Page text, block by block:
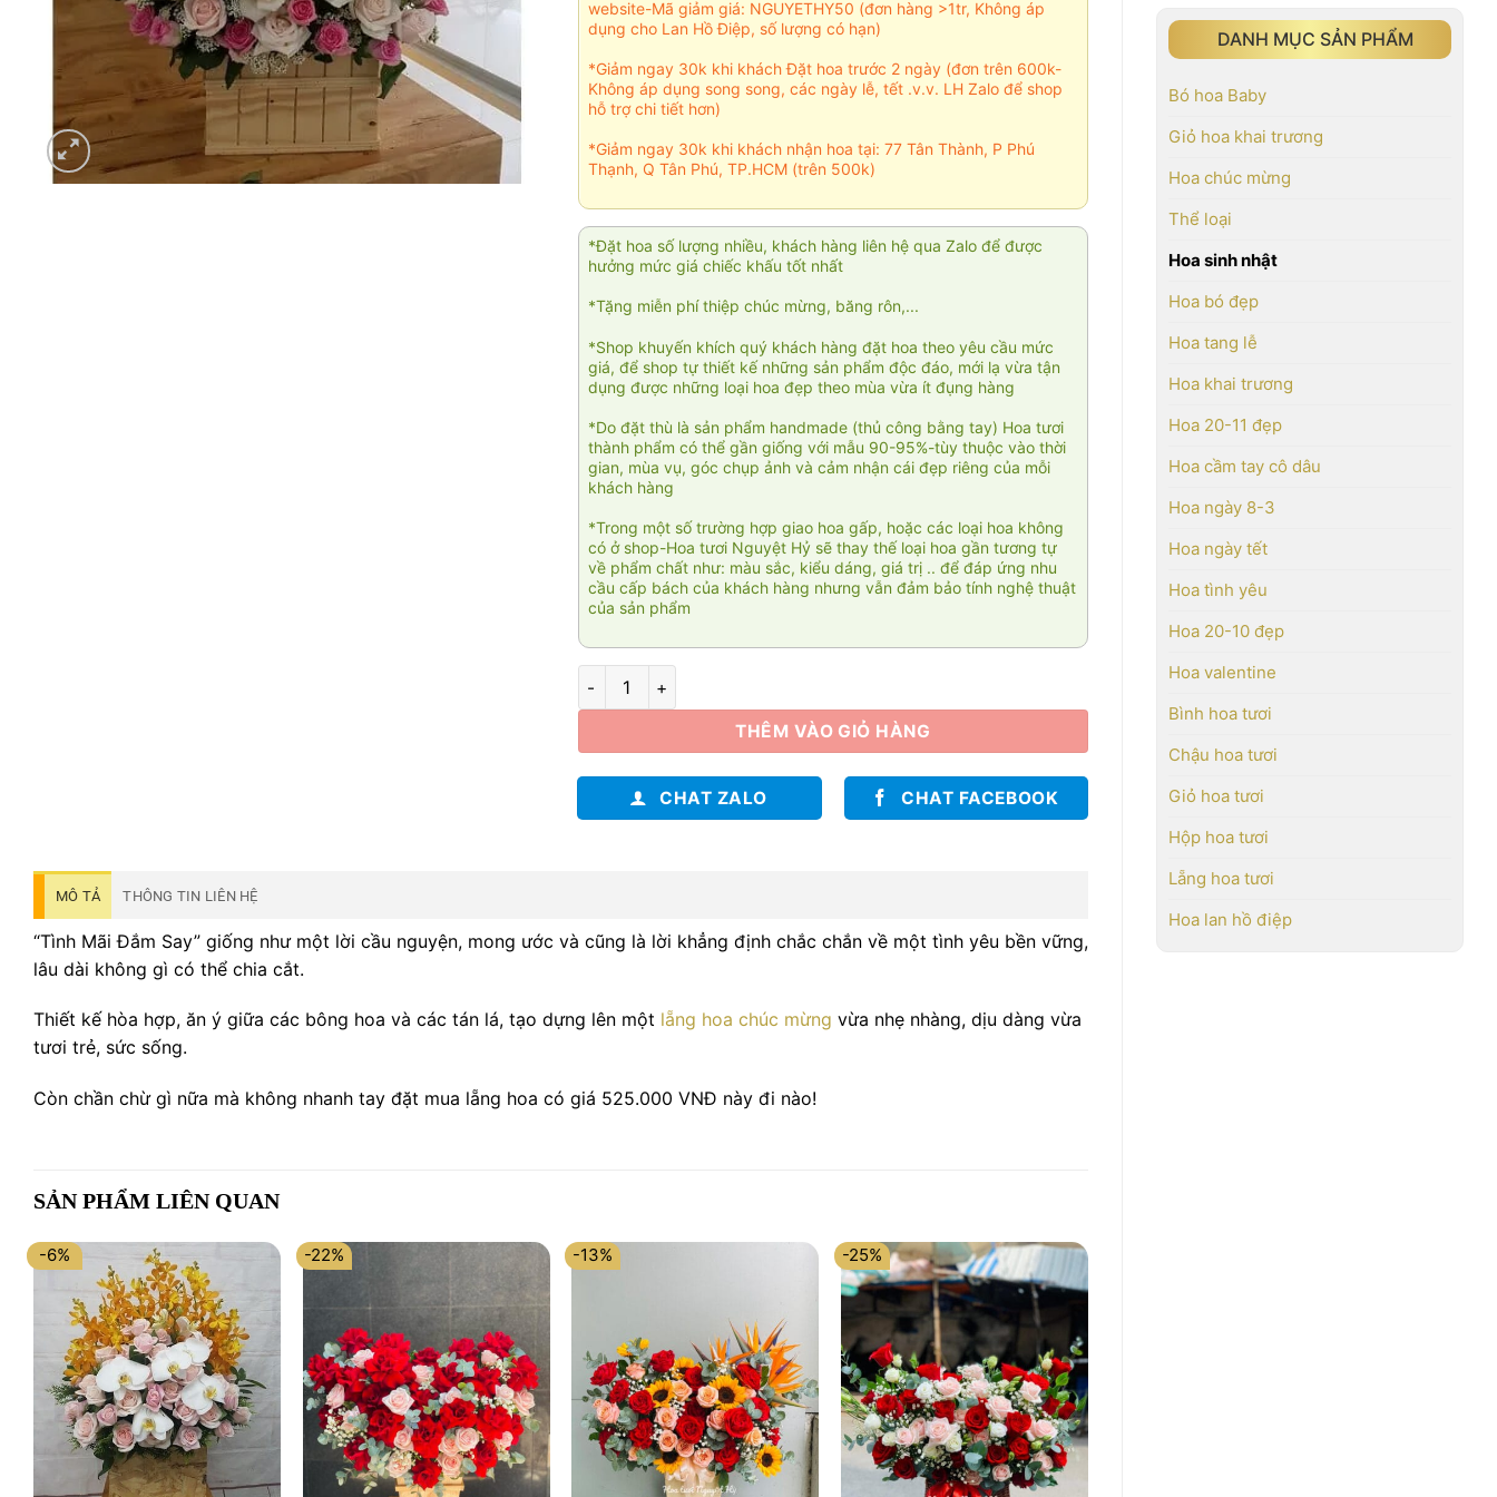
DANH MỤC SẢN PHẨM
Bó hoa Baby
Giỏ hoa khai trương
Hoa chúc mừng
Thể loại
Hoa sinh nhật
Hoa bó đẹp
Hoa tang lễ
Hoa khai trương
Hoa 20-11 đẹp
Hoa cầm tay cô dâu
Hoa ngày 8-3
Hoa ngày tết
Hoa tình yêu
Hoa 20-10 đẹp
Hoa valentine
Bình hoa tươi
Chậu hoa tươi
Giỏ hoa tươi
Hộp hoa tươi
Lẵng hoa tươi
Hoa lan hồ điệp
website-Mã giảm giá: NGUYETHY50 (đơn hàng >1tr, Không áp
dụng cho Lan Hồ Điệp, số lượng có hạn)
*Giảm ngay 30k khi khách Đặt hoa trước 2 ngày (đơn trên 600k-
Không áp dụng song song, các ngày lễ, tết .v.v. LH Zalo để shop
hỗ trợ chi tiết hơn)
*Giảm ngay 30k khi khách nhận hoa tại: 77 Tân Thành, P Phú
Thạnh, Q Tân Phú, TP.HCM (trên 500k)
*Đặt hoa số lượng nhiều, khách hàng liên hệ qua Zalo để được
hưởng mức giá chiếc khấu tốt nhất
*Tặng miễn phí thiệp chúc mừng, băng rôn,...
*Shop khuyến khích quý khách hàng đặt hoa theo yêu cầu mức
giá, để shop tự thiết kế những sản phẩm độc đáo, mới lạ vừa tận
dụng được những loại hoa đẹp theo mùa vừa ít đụng hàng
*Do đặt thù là sản phẩm handmade (thủ công bằng tay) Hoa tươi
thành phẩm có thể gần giống với mẫu 90-95%-tùy thuộc vào thời
gian, mùa vụ, góc chụp ảnh và cảm nhận cái đẹp riêng của mỗi
khách hàng
*Trong một số trường hợp giao hoa gấp, hoặc các loại hoa không
có ở shop-Hoa tươi Nguyệt Hỷ sẽ thay thế loại hoa gần tương tự
về phẩm chất như: màu sắc, kiểu dáng, giá trị .. để đáp ứng nhu
cầu cấp bách của khách hàng nhưng vẫn đảm bảo tính nghệ thuật
của sản phẩm
Tình mãi đắm say SN374 số lượng
THÊM VÀO GIỎ HÀNG
CHAT ZALO CHAT FACEBOOK
MÔ TẢ THÔNG TIN LIÊN HỆ
“Tình Mãi Đắm Say” giống như một lời cầu nguyện, mong ước và cũng là lời khẳng định chắc chắn về một tình yêu bền vững,
lâu dài không gì có thể chia cắt.
Thiết kế hòa hợp, ăn ý giữa các bông hoa và các tán lá, tạo dựng lên một lẵng hoa chúc mừng vừa nhẹ nhàng, dịu dàng vừa
tươi trẻ, sức sống.
Còn chần chừ gì nữa mà không nhanh tay đặt mua lẵng hoa có giá 525.000 VNĐ này đi nào!
SẢN PHẨM LIÊN QUAN
-6% -22% -13% -25%